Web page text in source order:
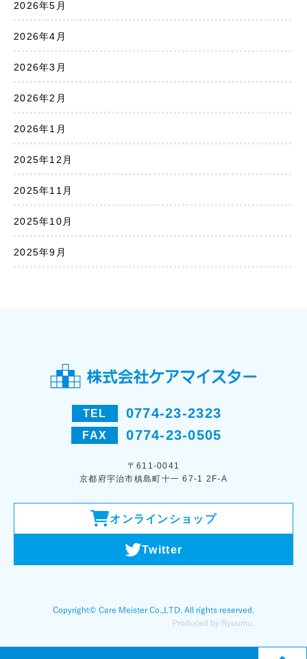
2026年5月
2026年4月
2026年3月
2026年2月
2026年1月
2025年12月
2025年11月
2025年10月
2025年9月
TEL 0774-23-2323
FAX 0774-23-0505
〒611-0041
京都府宇治市槙島町十一 67-1 2F-A
オンラインショップ
Twitter